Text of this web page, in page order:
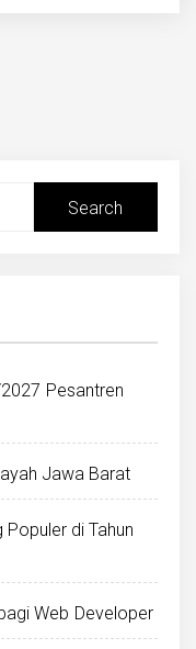
Pesantren
Jawa Barat
di Tahun
Web Developer